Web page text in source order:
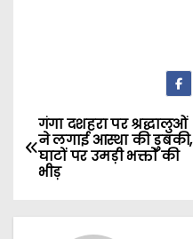
P
o
गंगा दशहरा पर श्रद्धालुओं
ने लगाई आस्था की डुबकी,
घाटों पर उमड़ी भक्तों की
भीड़